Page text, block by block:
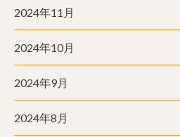
2024年11月
2024年10月
2024年9月
2024年8月